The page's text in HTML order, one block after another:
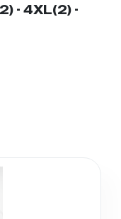
- 4XL(2) -